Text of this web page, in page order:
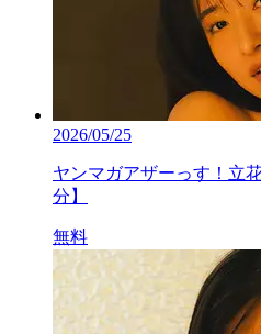
2026/05/25
ヤンマガアザーっす！立
分】
無料